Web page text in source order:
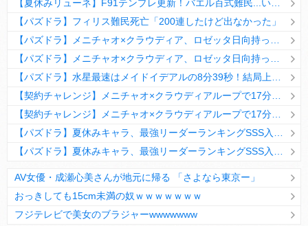
【パズドラ】フィリス難民死亡「200連したけど出なかった」
Powered by livedoor 相互RSS
AV女優・成瀬心美さんが地元に帰る 「さよなら東京ー」
おっきしても15cm未満の奴ｗｗｗｗｗｗｗ
フジテレビで美女のブラジャーwwwwwww